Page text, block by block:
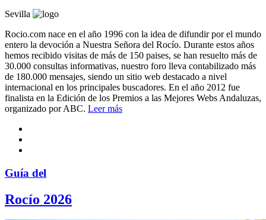
Sevilla
Rocio.com nace en el año 1996 con la idea de difundir por el mundo
entero la devoción a Nuestra Señora del Rocío. Durante estos años
hemos recibido visitas de más de 150 paises, se han resuelto más de
30.000 consultas informativas, nuestro foro lleva contabilizado más
de 180.000 mensajes, siendo un sitio web destacado a nivel
internacional en los principales buscadores. En el año 2012 fue
finalista en la Edición de los Premios a las Mejores Webs Andaluzas,
organizado por ABC. Leer más
Guía del
Rocío 2026